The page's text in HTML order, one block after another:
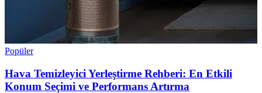
Popüler
Hava Temizleyici Yerleştirme Rehberi: En Etkili
Konum Seçimi ve Performans Artırma